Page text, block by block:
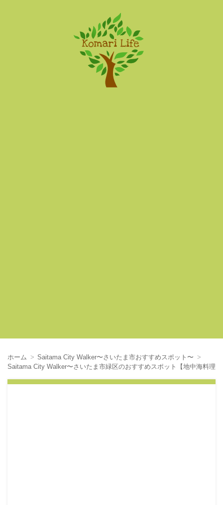
ホーム
Saitama City Walker〜さいたま市おすすめスポット〜
Saitama City Walker〜さいたま市緑区のおすすめスポット【地中海料理